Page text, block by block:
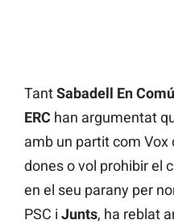
TantSabadell En
ERC han argumentat
amb un partit com Vox
dones o vol prohibir el
en el seu parany per
PSC i Junts, ha reblat